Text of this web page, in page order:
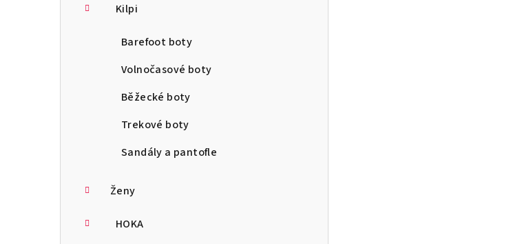
Kilpi
Barefoot boty
Volnočasové boty
Běžecké boty
Trekové boty
Sandály a pantofle
Ženy
HOKA